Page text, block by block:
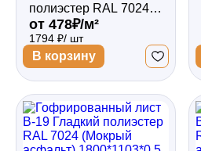
полиэстер RAL 7024
(Мокрый асфальт)
3000*1103*0,45
односторонний
от 478₽/м²
1794 ₽/ шт
В корзину